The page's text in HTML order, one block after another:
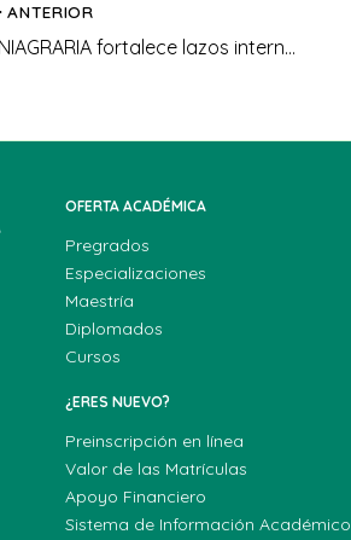
ANTERIOR
UNIAGRARIA fortalece lazos internacionales con la visita de representantes de Florida Global University
OFERTA ACADÉMICA
Pregrados
Especializaciones
Maestría
Diplomados
Cursos
¿ERES NUEVO?
Preinscripción en línea
Valor de las Matrículas
Apoyo Financiero
Sistema de Información Académico